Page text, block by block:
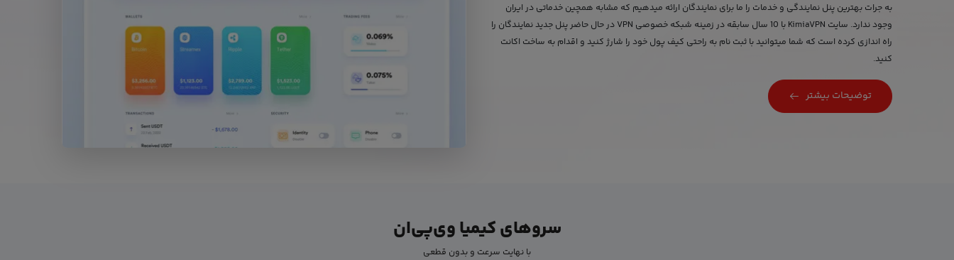
به جرات بهترین پنل نمایندگی و خدمات را ما برای نمایندگان ارائه میدهیم که مشابه همچین خدماتی در ایران
وجود ندارد. سایت KimiaVPN با 10 سال سابقه در زمینه شبکه خصوصی VPN در حال حاضر پنل جدید نمایندگان را
راه اندازی کرده است که شما میتوانید با ثبت نام به راحتی کیف پول خود را شارژ کنید و اقدام به ساخت اکانت
کنید.
توضیحات بیشتر
سروهای کیمیا وی‌پی‌ان
با نهایت سرعت و بدون قطعی